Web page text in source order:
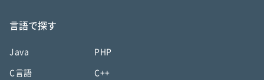
言語で探す
Java PHP
C言語 C++